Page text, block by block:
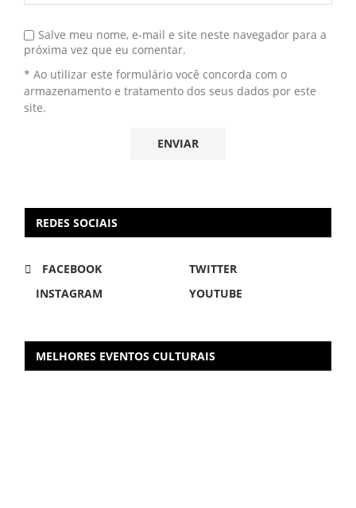
Salve meu nome, e-mail e site neste navegador para a
próxima vez que eu comentar.
* Ao utilizar este formulário você concorda com o
armazenamento e tratamento dos seus dados por este
site.
REDES SOCIAIS
FACEBOOK
TWITTER
INSTAGRAM
YOUTUBE
MELHORES EVENTOS CULTURAIS